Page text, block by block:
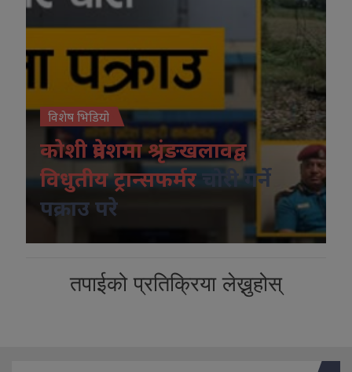
विशेष भिडियो
कोशी प्रदेशमा श्रृंङखलावद्व
विधुतीय ट्रान्सफर्मर
चोरी गर्ने
पक्राउ परे
तपाईको प्रतिक्रिया लेख्नुहोस्